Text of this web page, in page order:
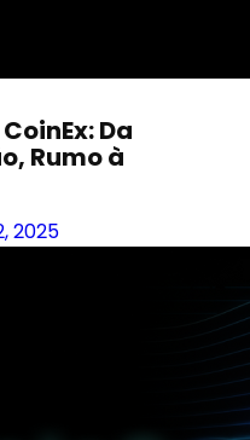
Da
Rumo à
2025